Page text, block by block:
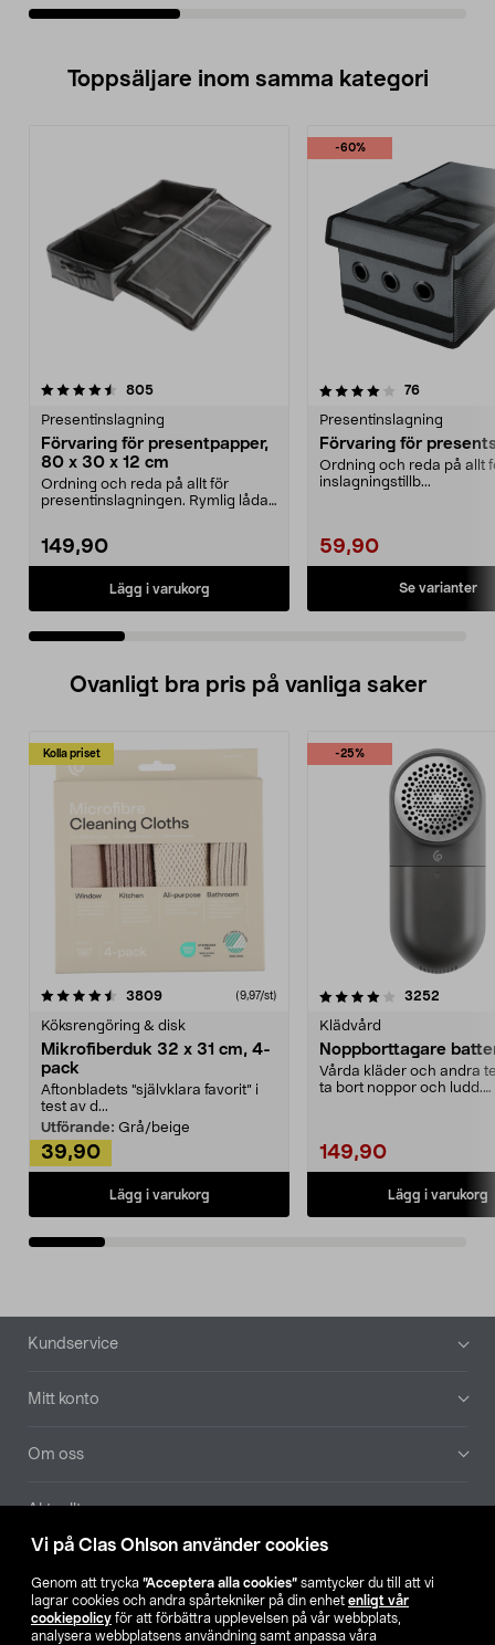
Vi på Clas Ohlson använder cookies
Genom att trycka ”Acceptera alla cookies” samtycker du till att vi
lagrar cookies och andra spårtekniker på din enhet enligt vår
cookiepolicy för att förbättra upplevelsen på vår webbplats,
analysera webbplatsens användning samt anpassa våra
Toppsäljare inom samma kategori
805recensioner
Presentinslagning
Förvaring för presentpapper,
80 x 30 x 12 cm
Ordning och reda på allt för
presentinslagningen. Rymlig låda
149,90
Lägg i varukorg
-60%
4.0 av 5 stjärnor 76recensioner
Presentinslagning
Förvaring för
Ordning och reda på allt
inslagningstillb...
59,90
Se varianter
4.0 av 5 stjärnor
Ovanligt bra pris på vanliga saker
Kolla priset
3809recensioner (9,97/st)
Köksrengöring & disk
Mikrofiberduk 32 x 31 cm, 4-
pack
Aftonbladets "självklara favorit” i
test av d...
Utförande: Grå/beige
39,90
Lägg i varukorg
-25%
4.0av 5 stjärnor 3252
Klädvård
Noppborttagare
Vårda kläder och andra
ta bort noppor och ludd.
149,90
Lägg i varukorg
4.5av 5 stjärnor
Sidfot
Kundservice
Mitt konto
Om oss
Aktuellt
Hitta butik